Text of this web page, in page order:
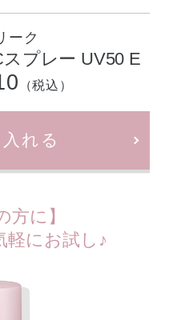
ーク
プレー UV50 E
（税込）
れる
方に】
軽にお試し♪